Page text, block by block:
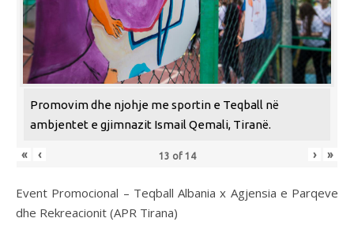
Promovim dhe njohje me sportin e Teqball në
ambjentet e gjimnazit Ismail Qemali, Tiranë.
« ‹ 13 of 14 › »
Event Promocional – Teqball Albania x Agjensia e Parqeve
dhe Rekreacionit (APR Tirana)